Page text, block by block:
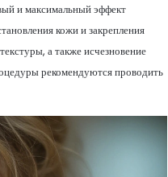
и максимальный эффект
кожи и закрепления
а также исчезновение
рекомендуются проводить